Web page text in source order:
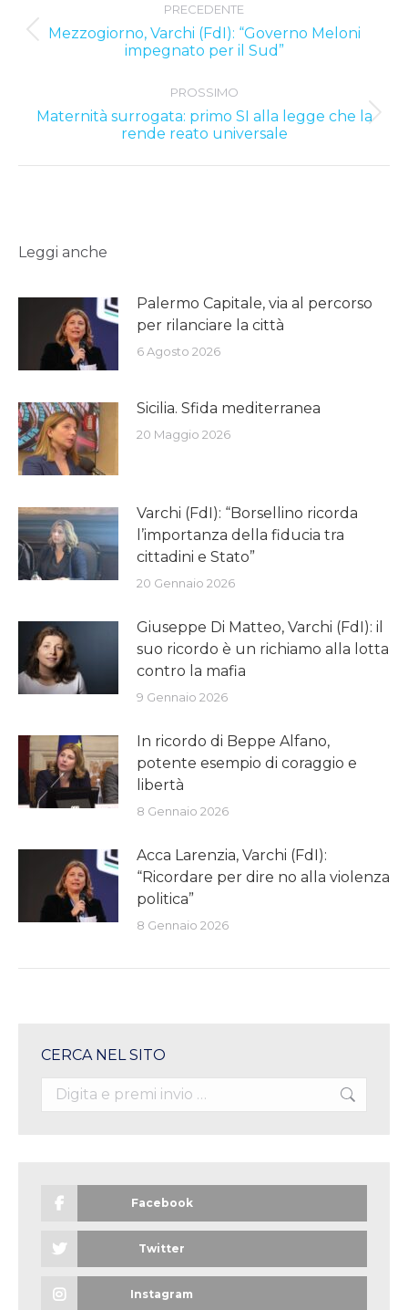
navigation
PRECEDENTE
Previous
post:
Mezzogiorno, Varchi (FdI): “Governo Meloni
impegnato per il Sud”
PROSSIMO
Next
post:
Maternità surrogata: primo SI alla legge che la
rende reato universale
Leggi anche
Palermo Capitale, via al percorso
per rilanciare la città
6 Agosto 2026
Sicilia. Sfida mediterranea
20 Maggio 2026
Varchi (FdI): “Borsellino ricorda
l’importanza della fiducia tra
cittadini e Stato”
20 Gennaio 2026
Giuseppe Di Matteo, Varchi (FdI): il
suo ricordo è un richiamo alla lotta
contro la mafia
9 Gennaio 2026
In ricordo di Beppe Alfano,
potente esempio di coraggio e
libertà
8 Gennaio 2026
Acca Larenzia, Varchi (FdI):
“Ricordare per dire no alla violenza
politica”
8 Gennaio 2026
CERCA NEL SITO
Search:
Facebook
Twitter
Instagram